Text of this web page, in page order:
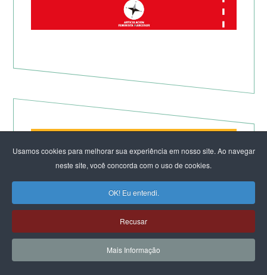
Usamos cookies para melhorar sua experiência em nosso site. Ao navegar
neste site, você concorda com o uso de cookies.
OK! Eu entendi.
Recusar
Mais Informação